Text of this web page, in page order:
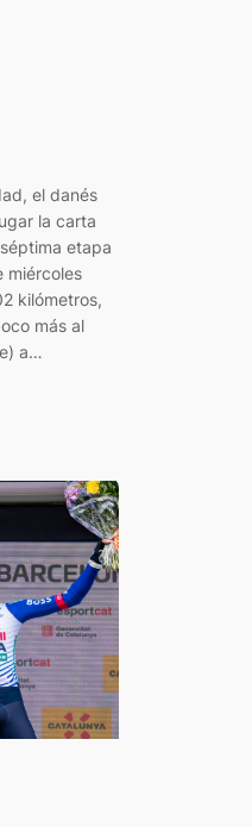
el danés
la carta
etapa
miércoles
kilómetros,
más al
a…